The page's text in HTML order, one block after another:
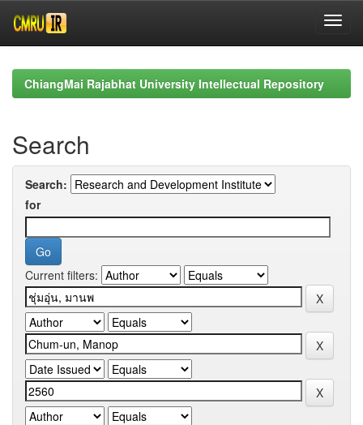
navigationChiangMai Rajabhat University Intellectual Repository
Search
Search:
for
Current filters: